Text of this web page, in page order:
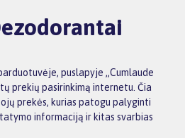
puslapyje „Cumlaude
prekių pasirinkimą internetu. Čia
prekės, kurias patogu palyginti
informaciją ir kitas svarbias